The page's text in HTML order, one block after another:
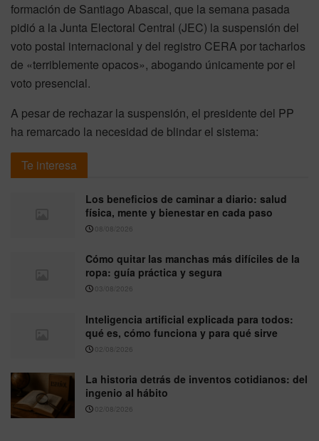
formación de Santiago Abascal, que la semana pasada
pidió a la Junta Electoral Central (JEC) la suspensión del
voto postal internacional y del registro CERA por tacharlos
de «terriblemente opacos», abogando únicamente por el
voto presencial.
A pesar de rechazar la suspensión, el presidente del PP
ha remarcado la necesidad de blindar el sistema:
Te interesa
Los beneficios de caminar a diario: salud
física, mente y bienestar en cada paso
08/08/2026
Cómo quitar las manchas más difíciles de la
ropa: guía práctica y segura
03/08/2026
Inteligencia artificial explicada para todos:
qué es, cómo funciona y para qué sirve
02/08/2026
La historia detrás de inventos cotidianos: del
ingenio al hábito
02/08/2026